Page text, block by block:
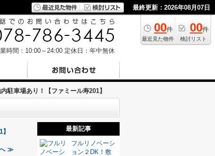
最終更新：2026年08月07日
00件
最近見た物件
00件
検討リスト
時間：10:00～24:00 定休日：年中無休
駐車場あり！【ファミール寿201】
へ ≫
最新記事
フルリノベーシ
ョン２DK！敷